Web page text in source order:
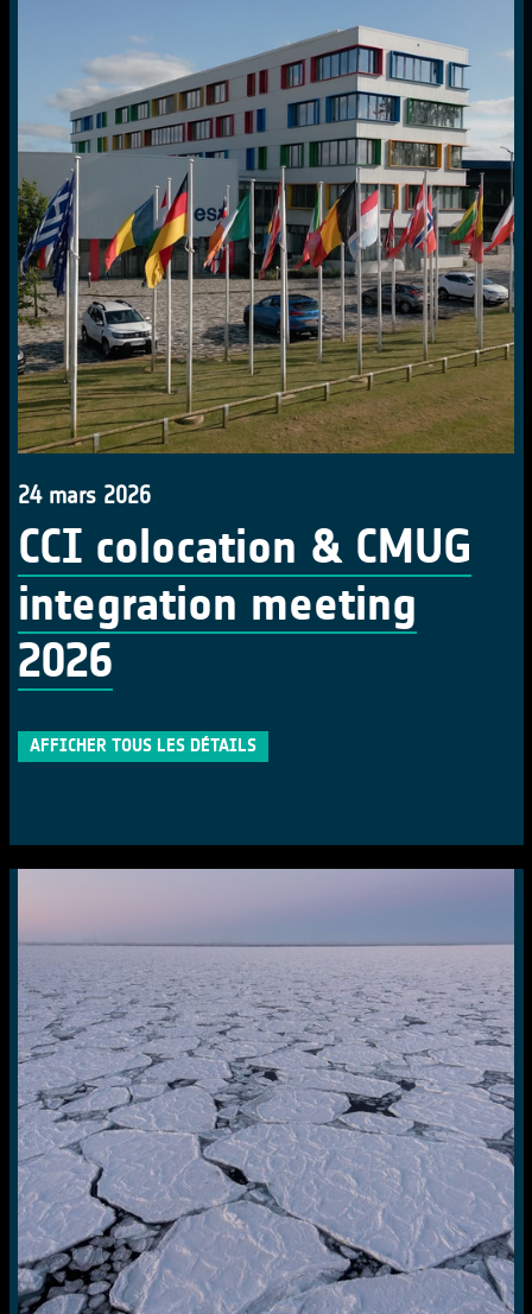
24 mars 2026
CCI colocation & CMUG
integration meeting
2026
AFFICHER TOUS LES DÉTAILS